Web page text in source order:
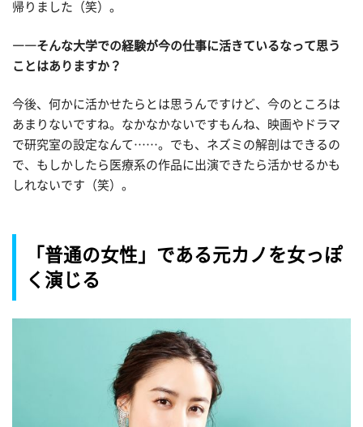
帰りました（笑）。
――そんな大学での経験が今の仕事に活きているなって思う
ことはありますか？
今後、何かに活かせたらとは思うんですけど、今のところは
あまりないですね。なかなかないですもんね、映画やドラマ
で研究室の設定なんて……。でも、ネズミの解剖はできるの
で、もしかしたら医療系の作品に出演できたら活かせるかも
しれないです（笑）。
「普通の女性」である元カノを女っぽ
く演じる